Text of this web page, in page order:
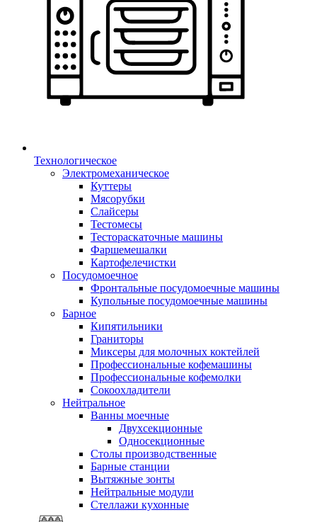
Технологическое
Электромеханическое
Куттеры
Мясорубки
Слайсеры
Тестомесы
Тестораскаточные машины
Фаршемешалки
Картофелечистки
Посудомоечное
Фронтальные посудомоечные машины
Купольные посудомоечные машины
Барное
Кипятильники
Граниторы
Миксеры для молочных коктейлей
Профессиональные кофемашины
Профессиональные кофемолки
Сокоохладители
Нейтральное
Ванны моечные
Двухсекционные
Односекционные
Столы производственные
Барные станции
Вытяжные зонты
Нейтральные модули
Стеллажи кухонные